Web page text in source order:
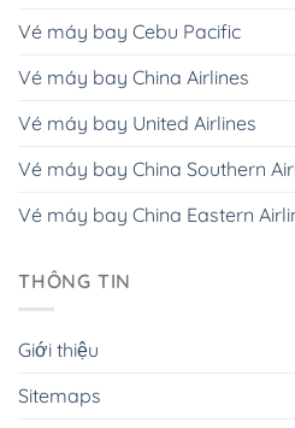
Vé máy bay Cebu Pacific
Vé máy bay China Airlines
Vé máy bay United Airlines
Vé máy bay China Southern
Vé máy bay China Eastern
THÔNG TIN
Giới thiệu
Sitemaps